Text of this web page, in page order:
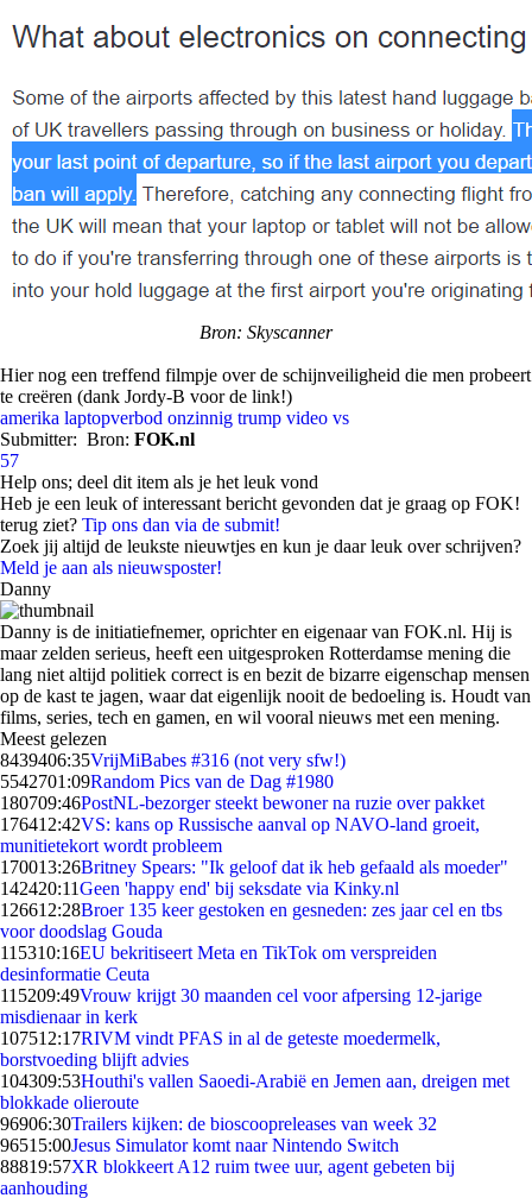
Bron: Skyscanner
Hier nog een treffend filmpje over de schijnveiligheid die men probeert
te creëren (dank Jordy-B voor de link!)
amerika laptopverbod onzinnig trump video vs
Submitter: Bron: FOK.nl
57
Help ons; deel dit item als je het leuk vond
Heb je een leuk of interessant bericht gevonden dat je graag op FOK!
terug ziet? Tip ons dan via de submit!
Zoek jij altijd de leukste nieuwtjes en kun je daar leuk over schrijven?
Meld je aan als nieuwsposter!
Danny
Danny is de initiatiefnemer, oprichter en eigenaar van FOK.nl. Hij is
maar zelden serieus, heeft een uitgesproken Rotterdamse mening die
lang niet altijd politiek correct is en bezit de bizarre eigenschap mensen
op de kast te jagen, waar dat eigenlijk nooit de bedoeling is. Houdt van
films, series, tech en gamen, en wil vooral nieuws met een mening.
Meest gelezen
8439406:35VrijMiBabes #316 (not very sfw!)
5542701:09Random Pics van de Dag #1980
180709:46PostNL-bezorger steekt bewoner na ruzie over pakket
176412:42VS: kans op Russische aanval op NAVO-land groeit,
munitietekort wordt probleem
170013:26Britney Spears: "Ik geloof dat ik heb gefaald als moeder"
142420:11Geen 'happy end' bij seksdate via Kinky.nl
126612:28Broer 135 keer gestoken en gesneden: zes jaar cel en tbs
voor doodslag Gouda
115310:16EU bekritiseert Meta en TikTok om verspreiden
desinformatie Ceuta
115209:49Vrouw krijgt 30 maanden cel voor afpersing 12-jarige
misdienaar in kerk
107512:17RIVM vindt PFAS in al de geteste moedermelk,
borstvoeding blijft advies
104309:53Houthi's vallen Saoedi-Arabië en Jemen aan, dreigen met
blokkade olieroute
96906:30Trailers kijken: de bioscoopreleases van week 32
96515:00Jesus Simulator komt naar Nintendo Switch
88819:57XR blokkeert A12 ruim twee uur, agent gebeten bij
aanhouding